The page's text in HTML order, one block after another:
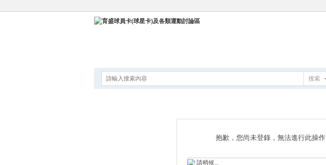
搜索
抱歉，您尚未登錄，無法進行此操作
請稍候...